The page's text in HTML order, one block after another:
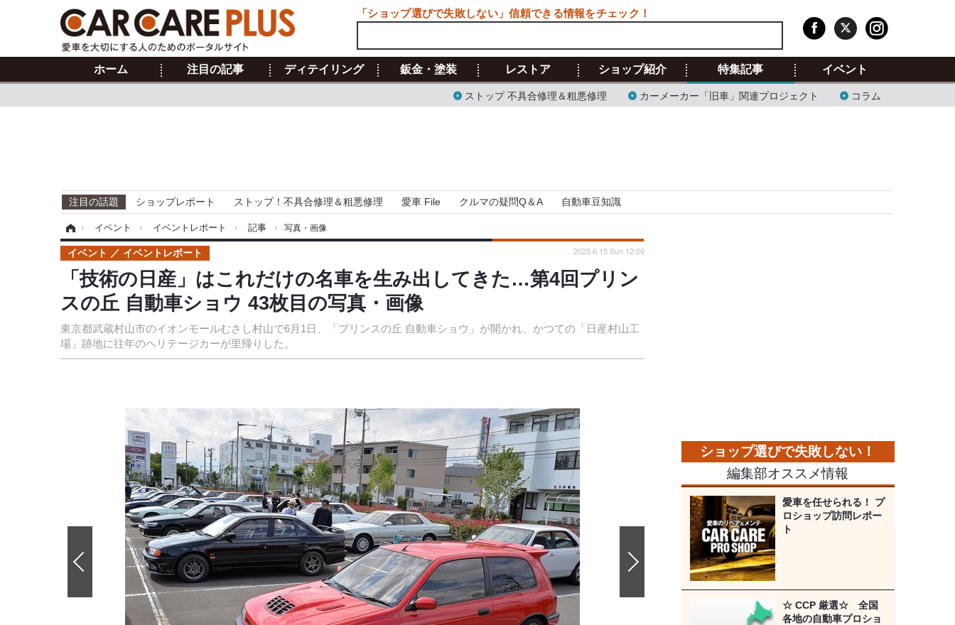
ホーム 注目の記事 ディテイリング 鈑金・塗装 レストア ショップ紹介 特集記事
ストップ 不具合修理＆粗悪修理 カーメーカー「旧車」関連プロジェクト コラム
イベント
注目の話題 ショップレポート ストップ！不具合修理＆粗悪修理 愛車 File クルマの疑問Q＆A 自動車豆知識
› イベント › イベントレポート › 記事 › 写真・画像
「技術の日産」はこれだけの名車を生み出してきた…第4回プリン
スの丘 自動車ショウ 43枚目の写真・画像
東京都武蔵村山市のイオンモールむさし村山で6月1日、「プリンスの丘 自動車ショウ」が開かれ、かつての「日産村山工
場」跡地に往年のヘリテージカーが里帰りした。
イベント イベントレポート 2025.6.15 Sun 12:00
編集部オススメ情報
愛車を任せられる！ プ
ロショップ訪問レポー
ト
☆ CCP 厳選☆ 全国
各地の自動車プロショ
「ショップ選びで失敗しない」信頼できる情報をチェック！